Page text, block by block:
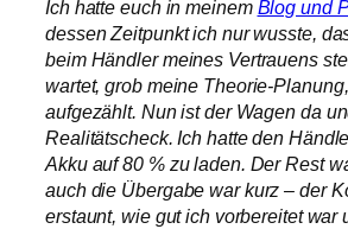
Ich hatte euch in meinem Blog und
dessen Zeitpunkt ich nur wusste,
beim Händler meines Vertrauens
wartet, grob meine Theorie-
aufgezählt. Nun ist der Wagen da
Realitätscheck. Ich hatte den
Akku auf 80 % zu laden. Der Rest
auch die Übergabe war kurz – der
erstaunt, wie gut ich vorbereitet war